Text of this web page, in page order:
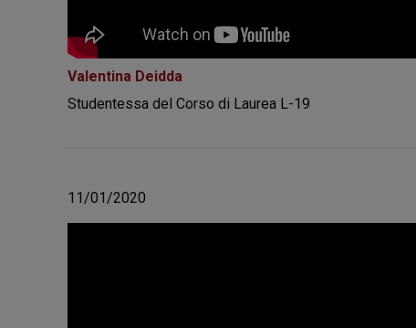
Valentina Deidda
Studentessa del Corso di Laurea L-19
11/01/2020